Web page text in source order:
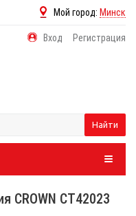
Мой город: Минск
Вход Регистрация
Найти
CROWN CT42023